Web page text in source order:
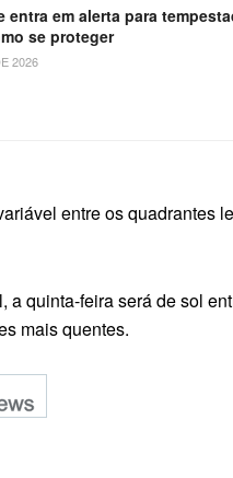
entra em alerta para
se proteger
2026
entre os quadrantes
a quinta-feira será de sol
mais quentes.